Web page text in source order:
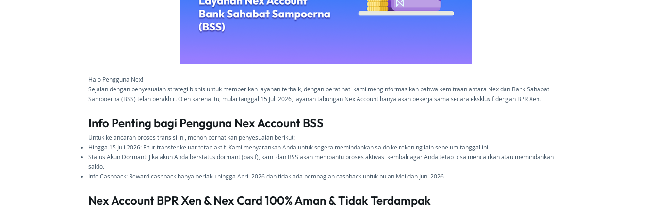
Halo Pengguna Nex!
Sejalan dengan penyesuaian strategi bisnis untuk memberikan layanan terbaik, dengan berat hati kami menginformasikan bahwa kemitraan antara Nex dan Bank Sahabat
Sampoerna (BSS) telah berakhir. Oleh karena itu, mulai tanggal 15 Juli 2026, layanan tabungan Nex Account hanya akan bekerja sama secara eksklusif dengan BPR Xen.
Info Penting bagi Pengguna Nex Account BSS
Untuk kelancaran proses transisi ini, mohon perhatikan penyesuaian berikut:
Hingga 15 Juli 2026: Fitur transfer keluar tetap aktif. Kami menyarankan Anda untuk segera memindahkan saldo ke rekening lain sebelum tanggal ini.
Status Akun Dormant: Jika akun Anda berstatus dormant (pasif), kami dan BSS akan membantu proses aktivasi kembali agar Anda tetap bisa mencairkan atau memindahkan
saldo.
Info Cashback: Reward cashback hanya berlaku hingga April 2026 dan tidak ada pembagian cashback untuk bulan Mei dan Juni 2026.
Nex Account BPR Xen & Nex Card 100% Aman & Tidak Terdampak